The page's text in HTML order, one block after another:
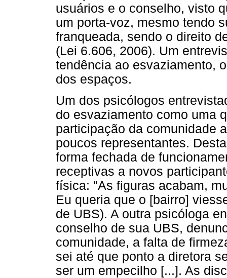
usuários e o conselho, visto
um porta-voz, mesmo tendo
franqueada, sendo o direito
(Lei 6.606, 2006). Um
tendência ao esvaziamento,
dos espaços.
Um dos psicólogos
do esvaziamento como uma
participação da comunidade
poucos representantes.
forma fechada de
receptivas a novos
física: "As figuras acabam,
Eu queria que o [bairro]
de UBS). A outra psicóloga
conselho de sua UBS,
comunidade, a falta de
sei até que ponto a diretora
ser um empecilho [...]. As